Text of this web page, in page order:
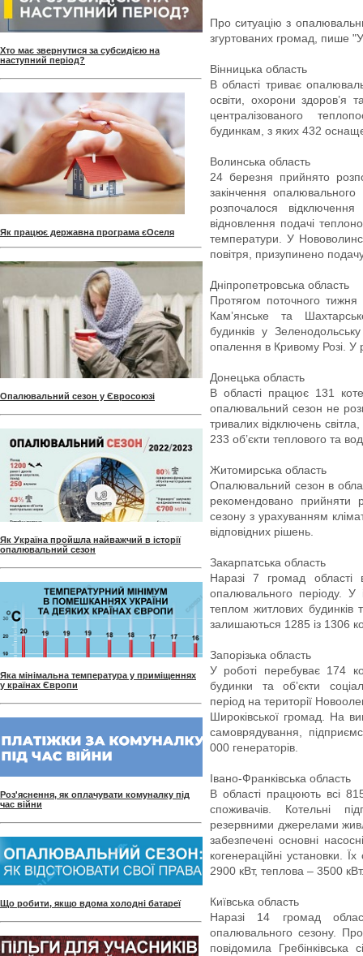
Хто має звернутися за субсидією на
наступний період?
Як працює державна програма єОселя
Опалювальний сезон у Євросоюзі
Як Україна пройшла найважчий в історії
опалювальний сезон
Яка мінімальна температура у приміщеннях
у країнах Європи
Роз'яснення, як оплачувати комуналку під
час війни
Що робити, якщо вдома холодні батареї
Про ситуацію з
згуртованих громад, пише
Вінницька область
В області триває
освіти, охорони здоров’я
централізованого
будинкам, з яких 432
Волинська область
24 березня прийнято
закінчення
розпочалося
відновлення подачі
температури. У
повітря, призупинено
Дніпропетровська область
Протягом поточного
Камʼянське та
будинків у
опалення в Кривому Розі. У
Донецька область
В області працює 131
опалювальний сезон не
тривалих відключень
233 об’єкти теплового та
Житомирська область
Опалювальний сезон в
рекомендовано прийняти
сезону з урахуванням
відповідних рішень.
Закарпатська область
Наразі 7 громад
опалювального періоду.
теплом житлових будинків
залишаються 1285 із 1306
Запорізька область
У роботі перебуває 174
будинки та обʼєкти
період на території
Широківської громад. На
самоврядування,
000 генераторів.
Івано-Франківська область
В області працюють всі
споживачів. Котельні
резервними джерелами
забезпечені основні
когенераційні установки.
2900 кВт, теплова – 3500
Київська область
Наразі 14 громад
опалювального сезону.
повідомила